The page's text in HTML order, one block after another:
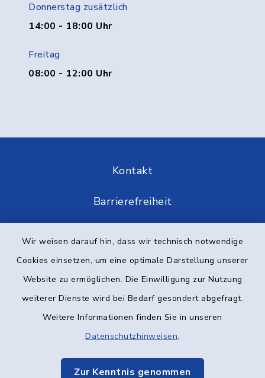
Wir weisen darauf hin, dass wir technisch notwendige
Cookies einsetzen, um eine optimale Darstellung unserer
Website zu ermöglichen. Die Einwilligung zur Nutzung
weiterer Dienste wird bei Bedarf gesondert abgefragt.
Weitere Informationen finden Sie in unseren
Datenschutzhinweisen.
Zur Kenntnis genommen
Donnerstag zusätzlich
14:00 - 18:00 Uhr
Freitag
08:00 - 12:00 Uhr
Kontakt
Barrierefreiheit
Impressum
Elektronische Kommunikation
Sitemap
Cookie-Einstellungen